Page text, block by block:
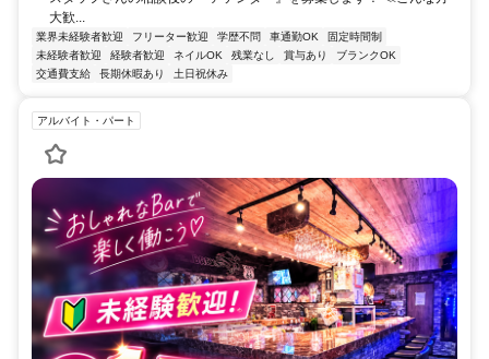
大歓...
業界未経験者歓迎 フリーター歓迎 学歴不問 車通勤OK
固定時間制
未経験者歓迎
経験者歓迎 ネイルOK 残業なし 賞与あり
ブランクOK
交通費支給
長期休暇あり 土日祝休み
アルバイト・パート